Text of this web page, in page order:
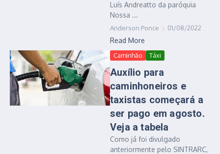
Luís Andreatto da paróquia
Nossa ...
Anderson Ponce 01/08/2022
Read More
Caminhão Táxi
Auxílio para
caminhoneiros e
taxistas começará a
ser pago em agosto.
Veja a tabela
Como já foi divulgado
anteriormente pelo SINTRARC,